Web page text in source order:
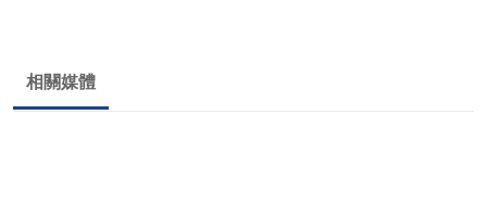
相關媒體